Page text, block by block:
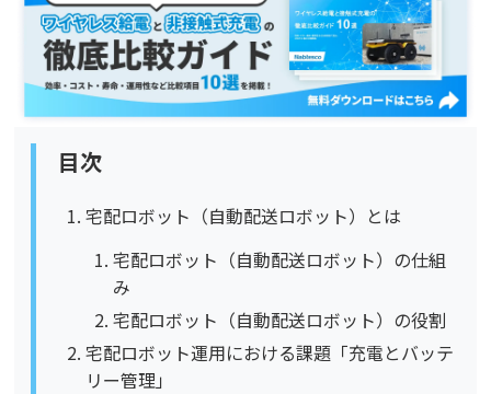
目次
宅配ロボット（自動配送ロボット）とは
宅配ロボット（自動配送ロボット）の仕組
み
宅配ロボット（自動配送ロボット）の役割
宅配ロボット運用における課題「充電とバッテ
リー管理」